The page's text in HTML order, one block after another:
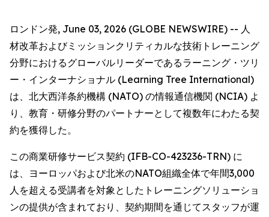
ロンドン発, June 03, 2026 (GLOBE NEWSWIRE) -- 人
材改革およびミッションクリティカルな技術トレーニング
分野におけるグローバルリーダーであるラーニング・ツリ
ー・インターナショナル (Learning Tree International)
は、北大西洋条約機構 (NATO) の情報通信機関 (NCIA) よ
り、教育・研修分野のパートナーとして複数年にわたる契
約を獲得した。
この商業研修サービス契約 (IFB-CO-423236-TRN) に
は、ヨーロッパおよび北米のNATO組織全体で年間3,000
人を超える受講者を対象としたトレーニングソリューショ
ンの提供が含まれており、契約期間を通じてスタッフが運